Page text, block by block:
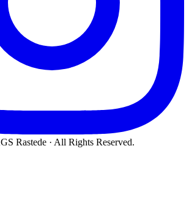
Rastede · All Rights Reserved.